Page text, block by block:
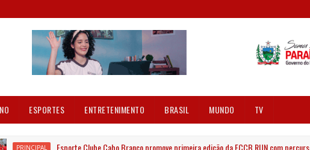
ESPORTES ENTRETENIMENTO BRASIL MUNDO TV
PRINCIPAL Esporte Clube Cabo Branco promove primeira edição da ECCB RUN com percursos